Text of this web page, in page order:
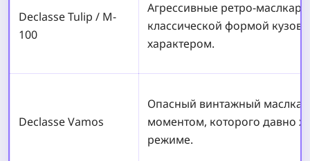
Declasse Tulip / M-
100
Агрессивные ретро-
классической формой
характером.
Declasse Vamos
Опасный винтажный
моментом, которого давно
режиме.